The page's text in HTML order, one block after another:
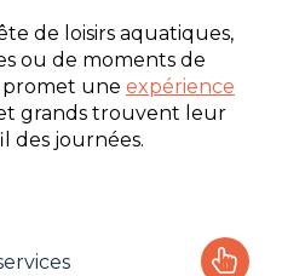
de loisirs aquatiques,
ou de moments de
promet une expérience
grands trouvent leur
des journées.